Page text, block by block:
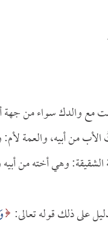
مع والدك سواء من جهة
من أبيه، والعمة
الشقيقة: وهي أخته من
على ذلك قوله تعالى: